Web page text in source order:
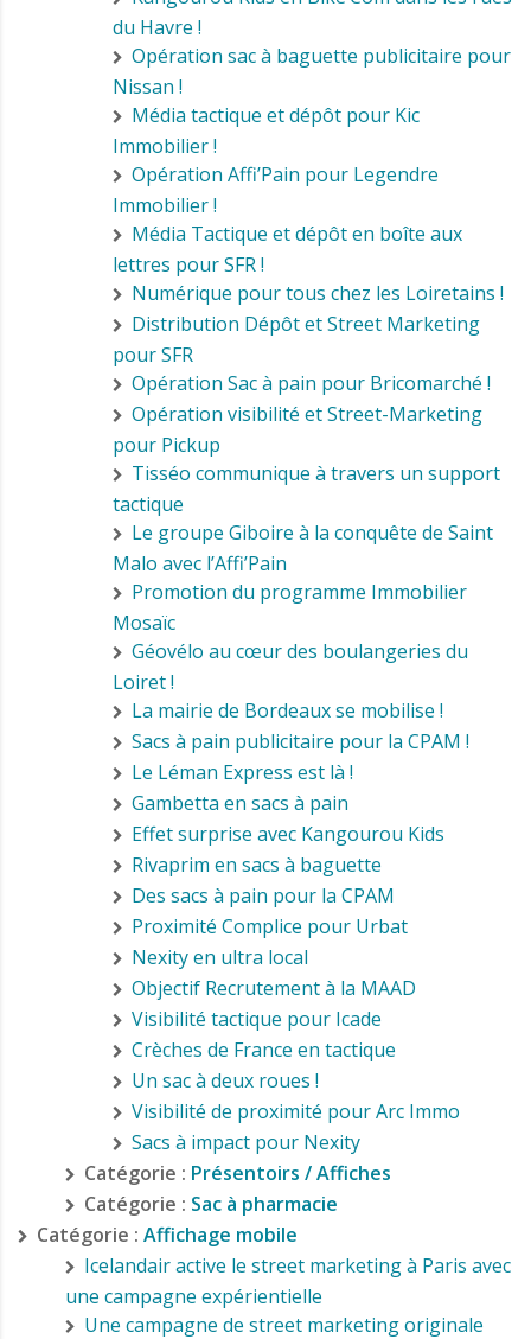
du Havre !
Opération sac à baguette publicitaire pour
Nissan !
Média tactique et dépôt pour Kic
Immobilier !
Opération Affi’Pain pour Legendre
Immobilier !
Média Tactique et dépôt en boîte aux
lettres pour SFR !
Numérique pour tous chez les Loiretains !
Distribution Dépôt et Street Marketing
pour SFR
Opération Sac à pain pour Bricomarché !
Opération visibilité et Street-Marketing
pour Pickup
Tisséo communique à travers un support
tactique
Le groupe Giboire à la conquête de Saint
Malo avec l’Affi’Pain
Promotion du programme Immobilier
Mosaïc
Géovélo au cœur des boulangeries du
Loiret !
La mairie de Bordeaux se mobilise !
Sacs à pain publicitaire pour la CPAM !
Le Léman Express est là !
Gambetta en sacs à pain
Effet surprise avec Kangourou Kids
Rivaprim en sacs à baguette
Des sacs à pain pour la CPAM
Proximité Complice pour Urbat
Nexity en ultra local
Objectif Recrutement à la MAAD
Visibilité tactique pour Icade
Crèches de France en tactique
Un sac à deux roues !
Visibilité de proximité pour Arc Immo
Sacs à impact pour Nexity
Catégorie : Présentoirs / Affiches
Catégorie : Sac à pharmacie
Catégorie : Affichage mobile
Icelandair active le street marketing à Paris avec
une campagne expérientielle
Une campagne de street marketing originale